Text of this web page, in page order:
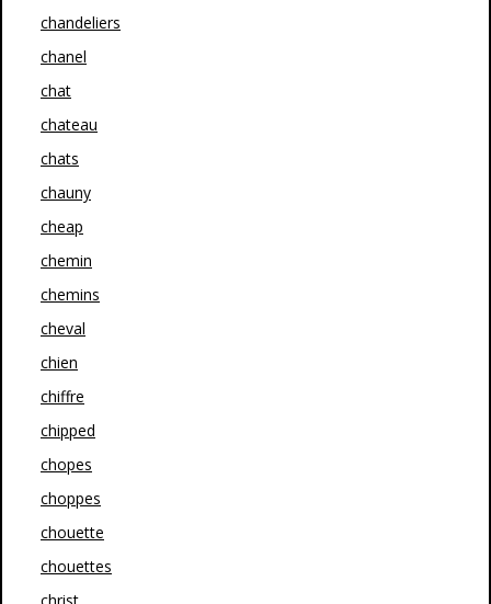
chandeliers
chanel
chat
chateau
chats
chauny
cheap
chemin
chemins
cheval
chien
chiffre
chipped
chopes
choppes
chouette
chouettes